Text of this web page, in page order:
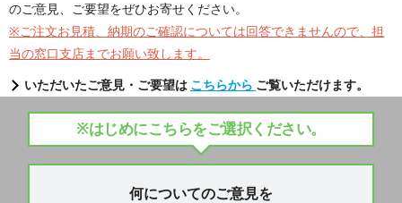
のご意見、ご要望をぜひお寄せください。
※ご注文お見積、納期のご確認については回答できませんので、担
当の窓口支店までお願い致します。
いただいたご意見・ご要望は こちらから ご覧いただけます。
※はじめにこちらをご選択ください。
何についてのご意見を